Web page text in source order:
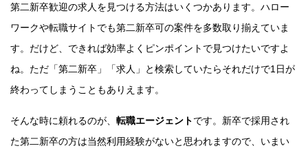
第二新卒歓迎の求人を見つける方法はいくつかあります。ハロー
ワークや転職サイトでも第二新卒可の案件を多数取り揃えていま
す。だけど、できれば効率よくピンポイントで見つけたいですよ
ね。ただ「第二新卒」「求人」と検索していたらそれだけで1日が
終わってしまうこともありえます。
そんな時に頼れるのが、 転職エージェントです。新卒で採用され
た第二新卒の方は当然利用経験がないと思われますので、いまい